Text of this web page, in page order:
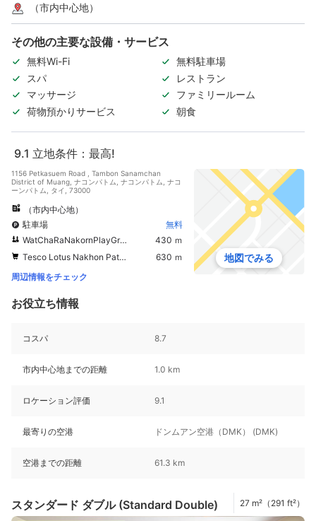
（市内中心地）
その他の主要な設備・サービス
無料Wi-Fi
無料駐車場
スパ
レストラン
マッサージ
ファミリールーム
荷物預かりサービス
朝食
9.1 立地条件：最高!
1156 Petkasuem Road , Tambon Sanamchan
District of Muang, ナコンパトム, ナコンパトム, ナコ
ーンパトム, タイ, 73000
（市内中心地）
駐車場
無料
WatChaRaNakornPlayGround
430 ｍ
Tesco Lotus Nakhon Pathom
630 ｍ
周辺情報をチェック
地図でみる
お役立ち情報
コスパ 8.7
市内中心地までの距離 1.0 km
ロケーション評価 9.1
最寄りの空港 ドンムアン空港（DMK） (DMK)
空港までの距離 61.3 km
スタンダード ダブル (Standard Double) 27 m²（291 ft²）